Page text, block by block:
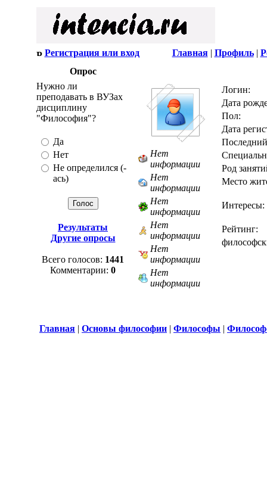
Регистрация или вход Главная| Профиль|
Опрос
Нужно ли
преподавать в ВУЗах
дисциплину
"Философия"?
Да
Нет
Не определился (-
ась)
Результаты
Другие опросы
Всего голосов: 1441
Комментарии: 0
Логин:
Дата
Пол:
Дата
Род
Место
Интересы:
Рейтинг:
Нет
информации
Нет
информации
Нет
информации
Нет
информации
Нет
информации
Нет
информации
Главная | Основы философии | Философы |